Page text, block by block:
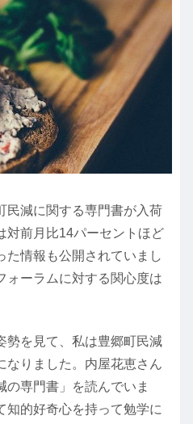
民減に関する専門書が入荷
対前月比14パーセントほど
た情報も公開されていまし
ォーラムに対する関心度は
勢を見て、私は豊郷町民減
なりました。内屋花恵さん
の専門書」を読んでいま
知的好奇心を持って勉学に